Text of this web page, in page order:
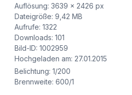
Auflösung: 3639 × 2426 px
Dateigröße: 9,42 MB
Aufrufe: 1322
Downloads: 101
Bild-ID: 1002959
Hochgeladen am: 27.01.2015
Belichtung: 1/200
Brennweite: 600/1